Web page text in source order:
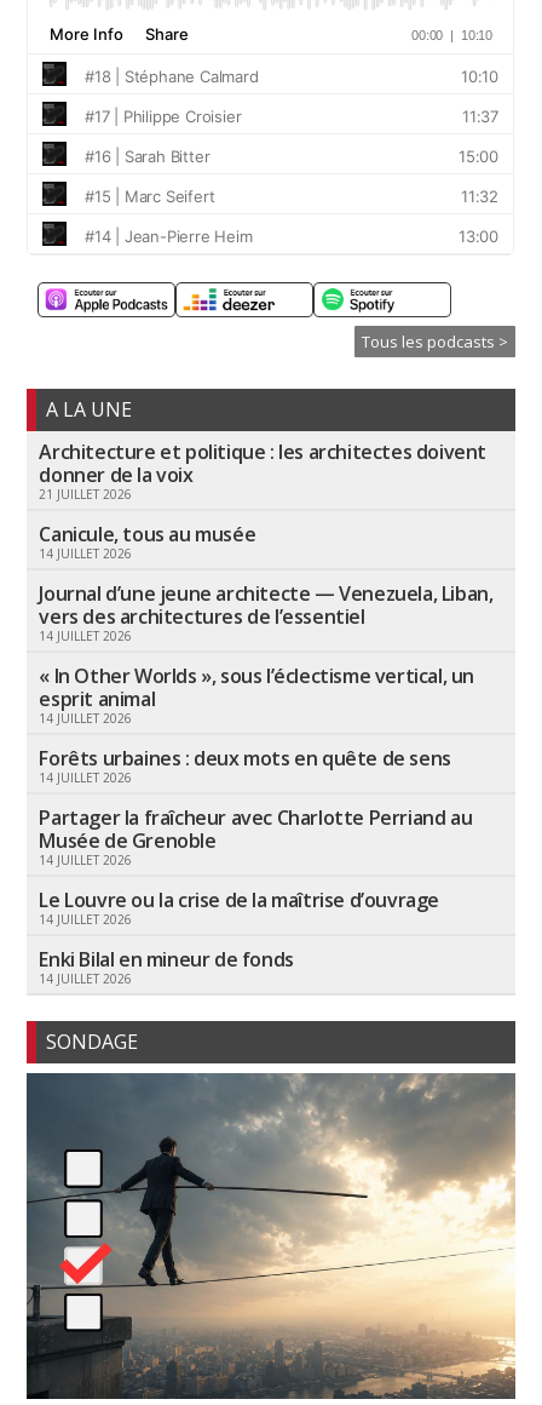
Tous les podcasts >
A LA UNE
Architecture et politique : les architectes doivent
donner de la voix
21 JUILLET 2026
Canicule, tous au musée
14 JUILLET 2026
Journal d’une jeune architecte — Venezuela, Liban,
vers des architectures de l’essentiel
14 JUILLET 2026
« In Other Worlds », sous l’éclectisme vertical, un
esprit animal
14 JUILLET 2026
Forêts urbaines : deux mots en quête de sens
14 JUILLET 2026
Partager la fraîcheur avec Charlotte Perriand au
Musée de Grenoble
14 JUILLET 2026
Le Louvre ou la crise de la maîtrise d’ouvrage
14 JUILLET 2026
Enki Bilal en mineur de fonds
14 JUILLET 2026
SONDAGE